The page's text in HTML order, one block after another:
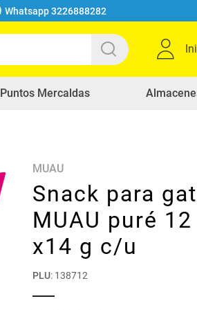
Whatsapp 3226888282
Puntos Mercaldas
MUAU
Snack para
MUAU puré
x14 g c/u
PLU: 138712